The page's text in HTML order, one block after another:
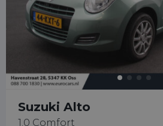
Suzuki Alto
1.0 Comfort